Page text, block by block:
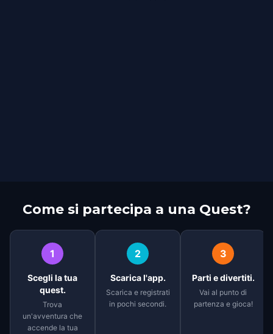
Come si partecipa a una Quest?
1
Scegli la tua
quest.
Trova
un'avventura che
accende la tua
2
Scarica l'app.
Scarica e registrati
in pochi secondi.
3
Parti e divertiti.
Vai al punto di
partenza e gioca!